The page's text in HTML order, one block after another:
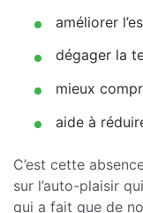
améliorer
dégager la
mieux
aide à
C’est cette
sur l’auto-plaisir
qui a fait que de